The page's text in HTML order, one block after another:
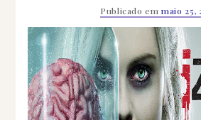
Publicado em maio 25,